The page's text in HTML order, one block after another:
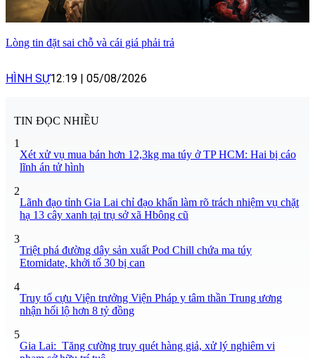
Lòng tin đặt sai chỗ và cái giá phải trả
HÌNH SỰ12:19 | 05/08/2026
TIN ĐỌC NHIỀU
1
Xét xử vụ mua bán hơn 12,3kg ma túy ở TP HCM: Hai bị cáo
lĩnh án tử hình
2
Lãnh đạo tỉnh Gia Lai chỉ đạo khẩn làm rõ trách nhiệm vụ chặt
hạ 13 cây xanh tại trụ sở xã Hbông cũ
3
Triệt phá đường dây sản xuất Pod Chill chứa ma túy
Etomidate, khởi tố 30 bị can
4
Truy tố cựu Viện trưởng Viện Pháp y tâm thần Trung ương
nhận hối lộ hơn 8 tỷ đồng
5
Gia Lai: Tăng cường truy quét hàng giả, xử lý nghiêm vi